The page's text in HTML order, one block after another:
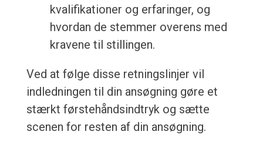
kvalifikationer og erfaringer, og
hvordan de stemmer overens med
kravene til stillingen.
Ved at følge disse retningslinjer vil
indledningen til din ansøgning gøre et
stærkt førstehåndsindtryk og sætte
scenen for resten af din ansøgning.